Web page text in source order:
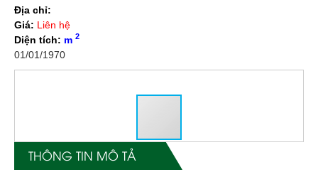
Địa chỉ:
Giá: Liên hệ
Diện tích: m 2
01/01/1970
THÔNG TIN MÔ TẢ